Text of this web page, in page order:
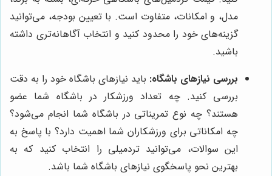
مدل، و امکانات، متفاوت است. با تعیین بودجه، می‌توانید
گزینه‌های خود را محدود کنید و انتخاب آگاهانه‌تری داشته
باشید.
بررسی نیازهای باشگاه: باید نیازهای باشگاه خود را به دقت
بررسی کنید. چه تعداد ورزشکار در باشگاه شما عضو
هستند؟ چه نوع تمریناتی در باشگاه شما انجام می‌شود؟
چه امکاناتی برای ورزشکاران شما اهمیت دارد؟ با پاسخ به
این سوالات، می‌توانید تردمیلی را انتخاب کنید که به
بهترین نحو پاسخگوی نیازهای باشگاه شما باشد.